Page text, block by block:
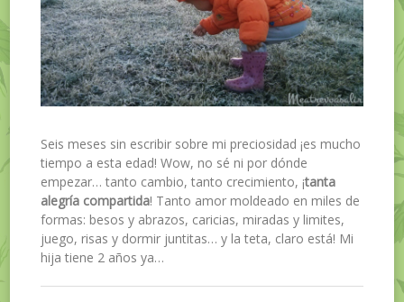
Seis meses sin escribir sobre mi preciosidad ¡es mucho
tiempo a esta edad! Wow, no sé ni por dónde
empezar… tanto cambio, tanto crecimiento, ¡tanta
alegría compartida! Tanto amor moldeado en miles de
formas: besos y abrazos, caricias, miradas y limites,
juego, risas y dormir juntitas… y la teta, claro está! Mi
hija tiene 2 años ya…